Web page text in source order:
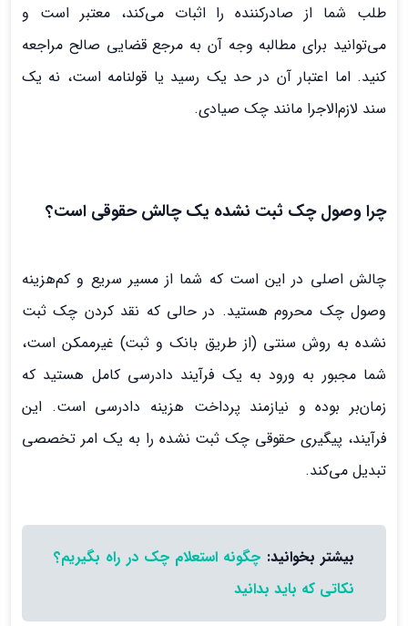
طلب شما از صادرکننده را اثبات می‌کند، معتبر است و
می‌توانید برای مطالبه وجه آن به مرجع قضایی صالح مراجعه
کنید. اما اعتبار آن در حد یک رسید یا قولنامه است، نه یک
سند لازم‌الاجرا مانند چک صیادی.
چرا وصول چک ثبت نشده یک چالش حقوقی است؟
چالش اصلی در این است که شما از مسیر سریع و کم‌هزینه
وصول چک محروم هستید. در حالی که نقد کردن چک ثبت
نشده به روش سنتی (از طریق بانک و ثبت) غیرممکن است،
شما مجبور به ورود به یک فرآیند دادرسی کامل هستید که
زمان‌بر بوده و نیازمند پرداخت هزینه دادرسی است. این
فرآیند، پیگیری حقوقی چک ثبت نشده را به یک امر تخصصی
تبدیل می‌کند.
بیشتر بخوانید: چگونه استعلام چک در راه بگیریم؟
نکاتی که باید بدانید